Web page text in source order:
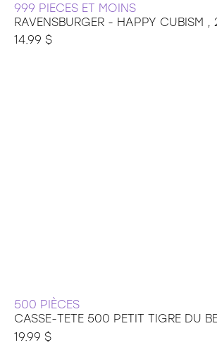
999 PIECES ET MOINS
RAVENSBURGER - HAPPY CUBISM
14.99 $
500 PIÈCES
CASSE-TETE 500 PETIT TIGRE DU
19.99 $